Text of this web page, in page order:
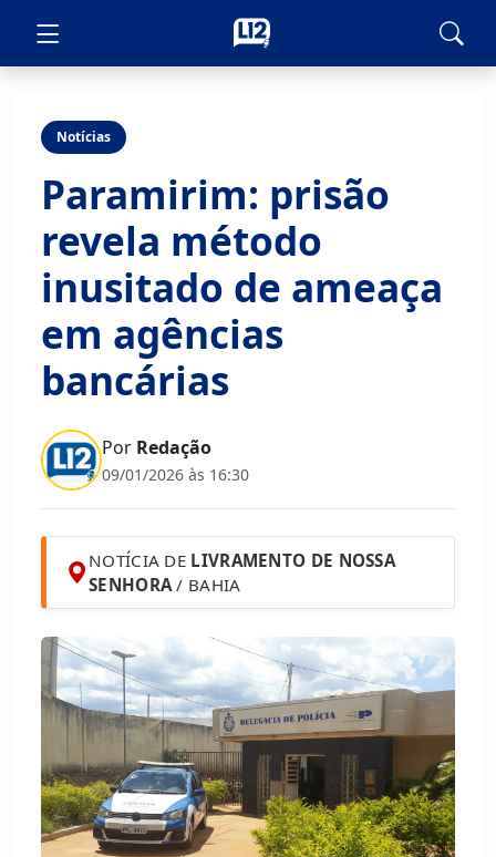
Notícias
Paramirim: prisão
revela método
inusitado de ameaça
em agências
bancárias
Por Redação
09/01/2026 às 16:30
NOTÍCIA DE LIVRAMENTO DE NOSSA
SENHORA/ BAHIA